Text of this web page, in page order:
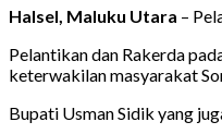
Halsel, Maluku Utara –
Pelantikan dan Rakerda
keterwakilan masyarakat
Bupati Usman Sidik yang